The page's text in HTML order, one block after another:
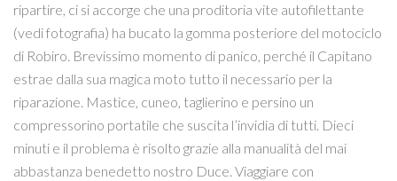
ripartire, ci si accorge che una proditoria vite autofilettante
(vedi fotografia) ha bucato la gomma posteriore del motociclo
di Robiro. Brevissimo momento di panico, perché il Capitano
estrae dalla sua magica moto tutto il necessario per la
riparazione. Mastice, cuneo, taglierino e persino un
compressorino portatile che suscita l’invidia di tutti. Dieci
minuti e il problema è risolto grazie alla manualità del mai
abbastanza benedetto nostro Duce. Viaggiare con